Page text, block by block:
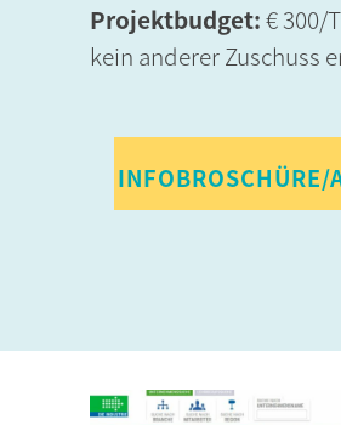
Projektbudget:€ 300/
kein anderer Zuschuss
INFOBROSCHÜRE/